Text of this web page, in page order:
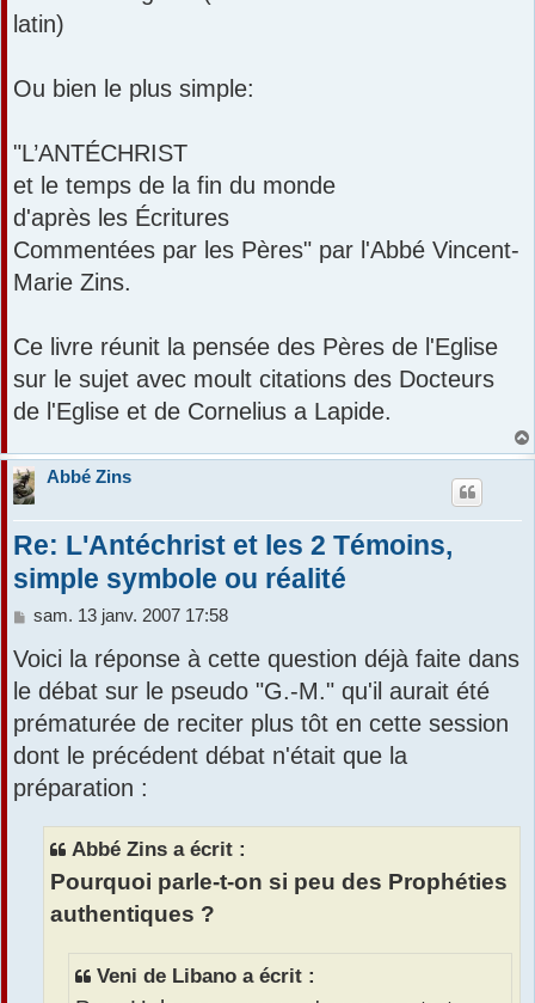
latin)
Ou bien le plus simple:
"L’ANTÉCHRIST
et le temps de la fin du monde
d'après les Écritures
Commentées par les Pères" par l'Abbé Vincent-
Marie Zins.
Ce livre réunit la pensée des Pères de l'Eglise
sur le sujet avec moult citations des Docteurs
de l'Eglise et de Cornelius a Lapide.
Abbé Zins
Re: L'Antéchrist et les 2 Témoins,
simple symbole ou réalité
M
s
a
g
sam. 13 janv. 2007 17:58
Voici la réponse à cette question déjà faite dans
le débat sur le pseudo "G.-M." qu'il aurait été
prématurée de reciter plus tôt en cette session
dont le précédent débat n'était que la
préparation :
Abbé Zins a écrit :
Pourquoi parle-t-on si peu des Prophéties
authentiques ?
Veni de Libano a écrit :